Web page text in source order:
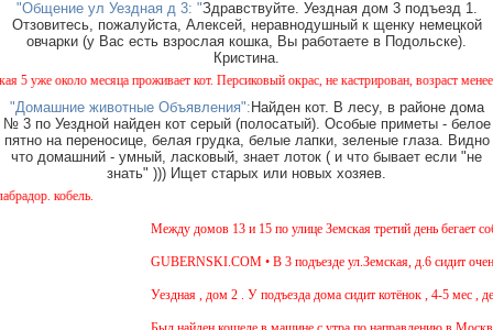
"Общение ул Уездная д 3: "Здравствуйте. Уездная дом 3 подъезд 1.
Отзовитесь, пожалуйста, Алексей, неравнодушный к щенку немецкой
овчарки (у Вас есть взрослая кошка, Вы работаете в Подольске).
Кристина.
около месяца проживает кот. Персиковый окрас, не кастрирован, возраст менее
"Домашние животные Объявления": Найден кот. В лесу, в районе дома
№ 3 по Уездной найден кот серый (полосатый). Особые приметы - белое
пятно на переносице, белая грудка, белые лапки, зеленые глаза. Видно
что домашний - умный, ласковый, знает лоток ( и что бывает если "не
знать" ))) Ищет старых или новых хозяев.
кобель.
Между домов 13 и 15 по улице Земская третий день бегает
GUBERNSKI.COM • В 3 подъезде ул.Земская, д.6 сидит
Уездная , дом 2 . У подъезда дома сидит котёнок , 4-5 мес ,